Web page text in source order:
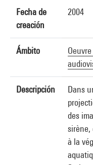
Fecha de
creación
2004
Ámbito
Descripción
Dans
des
sirène,
à la